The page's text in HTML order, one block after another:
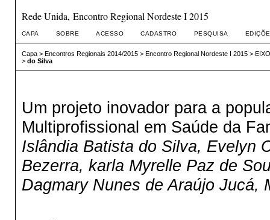
Rede Unida, Encontro Regional Nordeste I 2015
CAPA SOBRE ACESSO CADASTRO PESQUISA
Capa> Encontros Regionais 2014/2015> Encontro Regional Nordeste I 2015>
> do Silva
Um projeto inovador para a
Multiprofissional em Saúde da
Islândia Batista do Silva, Evelyn
Bezerra, karla Myrelle Paz de
Dagmary Nunes de Araújo Jucá,